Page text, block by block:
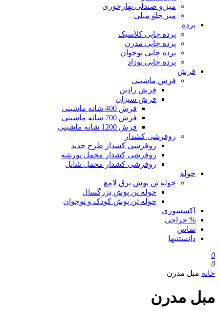
میز و صندلی نهارخوری
میز جلو مبلی
پرده
پرده چاپی کلاسیک
پرده چاپی مدرن
پرده چاپی نوجوان
پرده چاپی نوزاد
فرش
فرش ماشینی
فرش رادین
فرش سیزان
فرش 400 شانه ماشینی
فرش 700 شانه ماشینی
فرش 1200 شانه ماشینی
روفرشی کشدار
روفرشی کشدار طرح جدید
روفرشی کشدار مخمل پورشه
روفرشی کشدار مخمل شانل
حوله
حوله تن پوش برق لامع
حوله تن پوش بزرگسال
حوله تن پوش کودک و نوجوان
اکسسوری
% حراجی
تماس
دانستنیها
0
0
خانه مبل مدرن
مبل مدرن